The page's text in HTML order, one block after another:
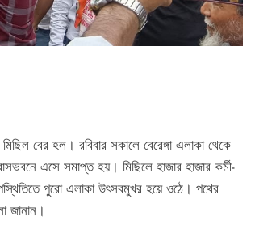
বের হল। রবিবার সকালে বেরেঙ্গা এলাকা থেকে
এসে সমাপ্ত হয়। মিছিলে হাজার হাজার কর্মী-
পুরো এলাকা উৎসবমুখর হয়ে ওঠে। পথের
জানান।